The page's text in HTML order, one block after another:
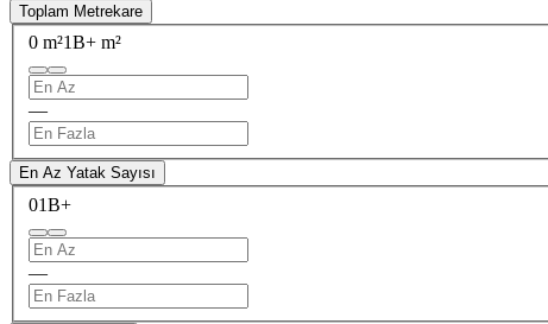
Toplam Metrekare
0 m²1B+ m²
—
En Az Yatak Sayısı
01B+
—